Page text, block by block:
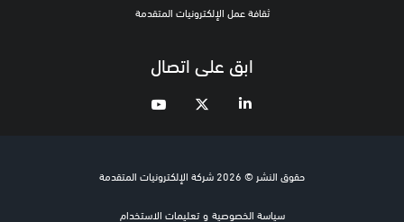
ثقافة عمل الإلكترونيات المتقدمة
ابق على اتصال
حقوق النشر © 2026 شركة الإلكترونيات المتقدمة
سياسة الخصوصية و تعليمات الاستخدام